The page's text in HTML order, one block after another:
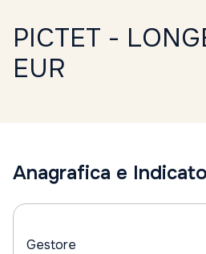
PICTET -
EUR
Anagrafica e
Gestore